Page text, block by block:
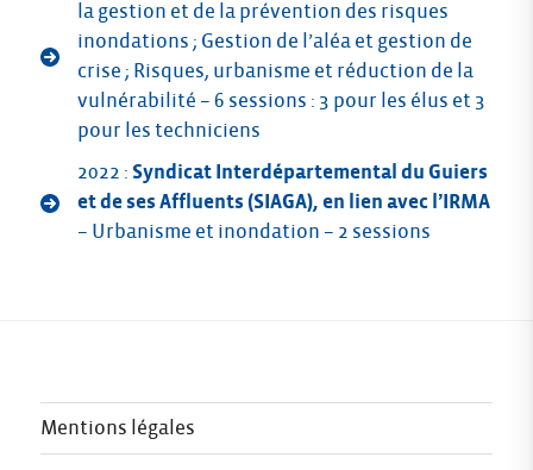
la gestion et de la prévention des risques
inondations ; Gestion de l’aléa et gestion de
crise ; Risques, urbanisme et réduction de la
vulnérabilité – 6 sessions : 3 pour les élus et 3
pour les techniciens
2022 : Syndicat Interdépartemental du Guiers
et de ses Affluents (SIAGA), en lien avec l’IRMA
– Urbanisme et inondation – 2 sessions
Mentions légales